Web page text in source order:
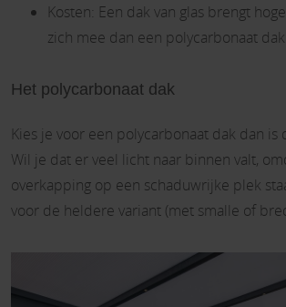
Kosten: Een dak van glas brengt
zich mee dan een polycarbonaat dak
Het polycarbonaat dak
Kies je voor een polycarbonaat dak dan is
Wil je dat er veel licht naar binnen valt,
overkapping op een schaduwrijke plek
voor de heldere variant (met smalle of